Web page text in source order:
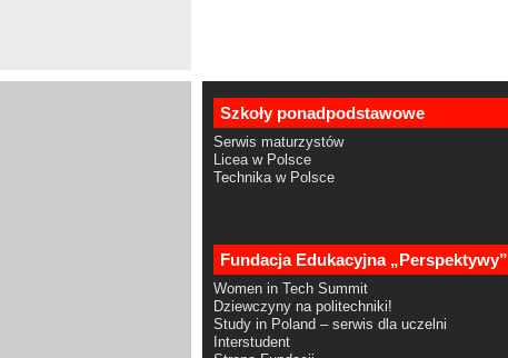
Szkoły ponadpodstawowe
Serwis maturzystów
Licea w Polsce
Technika w Polsce
Fundacja Edukacyjna „Perspektywy”
Women in Tech Summit
Dziewczyny na politechniki!
Study in Poland – serwis dla uczelni
Interstudent